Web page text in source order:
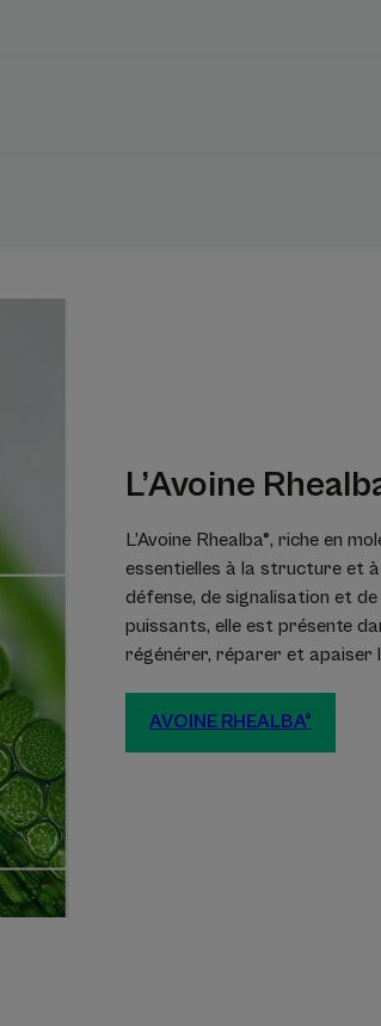
L’Avoine
L’Avoine Rhealba®, riche en
essentielles à la structure et
défense, de signalisation et
puissants, elle est présente
régénérer, réparer et apaiser
AVOINE RHEALBA®